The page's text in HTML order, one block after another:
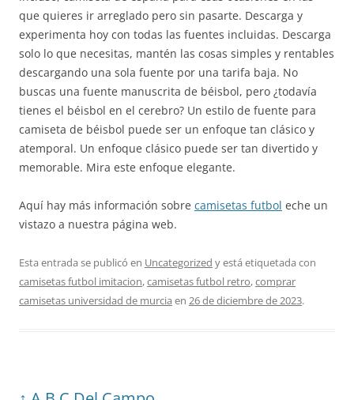
que quieres ir arreglado pero sin pasarte. Descarga y
experimenta hoy con todas las fuentes incluidas. Descarga
solo lo que necesitas, mantén las cosas simples y rentables
descargando una sola fuente por una tarifa baja. No
buscas una fuente manuscrita de béisbol, pero ¿todavía
tienes el béisbol en el cerebro? Un estilo de fuente para
camiseta de béisbol puede ser un enfoque tan clásico y
atemporal. Un enfoque clásico puede ser tan divertido y
memorable. Mira este enfoque elegante.
Aquí hay más información sobre camisetas futbol eche un
vistazo a nuestra página web.
Esta entrada se publicó en Uncategorized y está etiquetada con
camisetas futbol imitacion,camisetas futbol retro,comprar
camisetas universidad de murcia en 26 de diciembre de 2023.